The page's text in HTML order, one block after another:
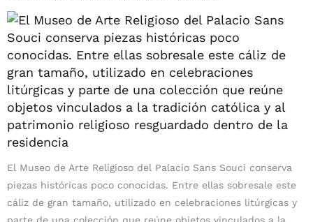
El Museo de Arte Religioso del Palacio Sans Souci conserva
piezas históricas poco conocidas. Entre ellas sobresale este
cáliz de gran tamaño, utilizado en celebraciones litúrgicas y
parte de una colección que reúne objetos vinculados a la